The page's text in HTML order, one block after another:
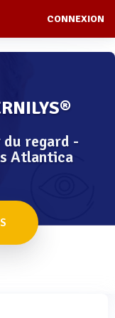
CONNEXION
regard -
Atlantica